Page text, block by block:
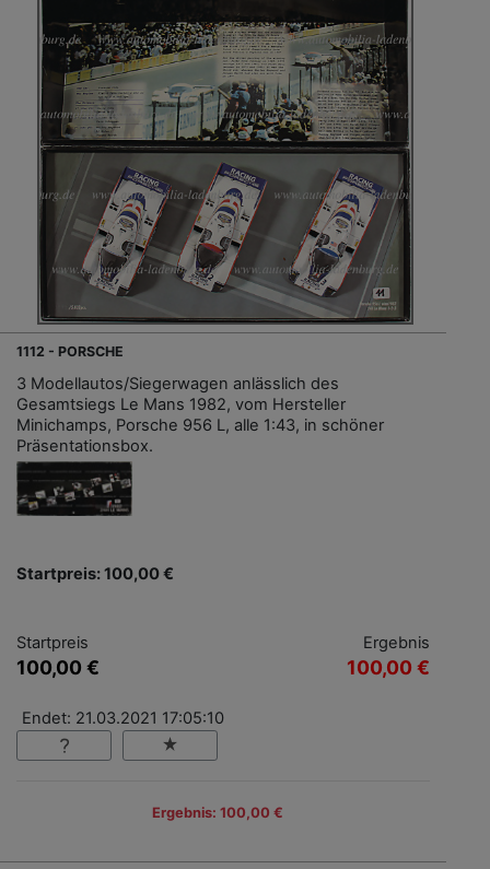
1112 - PORSCHE
3 Modellautos/Siegerwagen anlässlich des
Gesamtsiegs Le Mans 1982, vom Hersteller
Minichamps, Porsche 956 L, alle 1:43, in schöner
Präsentationsbox.
Startpreis: 100,00 €
Startpreis
100,00 €
Ergebnis
100,00 €
Endet: 21.03.2021 17:05:10
Ergebnis: 100,00 €